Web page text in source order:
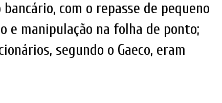
com o repasse de pequeno
e manipulação na folha de ponto;
segundo o Gaeco, eram